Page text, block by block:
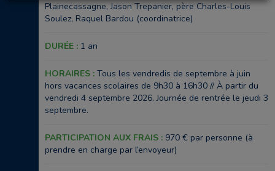
Plainecassagne, Jason Trepanier, père Charles-Louis
Soulez, Raquel Bardou (coordinatrice)
DURÉE : 1 an
HORAIRES : Tous les vendredis de septembre à juin
hors vacances scolaires de 9h30 à 16h30 // À partir du
vendredi 4 septembre 2026. Journée de rentrée le jeudi 3
septembre.
PARTICIPATION AUX FRAIS : 970 € par personne (à
prendre en charge par l’envoyeur)